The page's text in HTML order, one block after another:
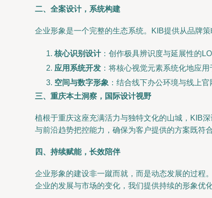
二、全案设计，系统构建
企业形象是一个完整的生态系统。KIB提供从品牌
核心识别设计：创作极具辨识度与延展性的
应用系统开发 ：将核心视觉元素系统化地应
空间与数字形象 ：结合线下办公环境与线上
三、重庆本土洞察，国际设计视野
植根于重庆这座充满活力与独特文化的山城，KIB
与前沿趋势把控能力，确保为客户提供的方案既符
四、持续赋能，长效陪伴
企业形象的建设非一蹴而就，而是动态发展的过程
企业的发展与市场的变化，我们提供持续的形象优